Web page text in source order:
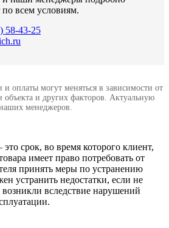
всем условиям.
58-43-25
и оплаты могут меняться в зависимости от
объекта и других факторов. Актуальную
менеджеров.
это срок, во время которого клиент,
имеет право потребовать от
принять меры по устранению
устранить недостатки, если не
возникли вследствие нарушений